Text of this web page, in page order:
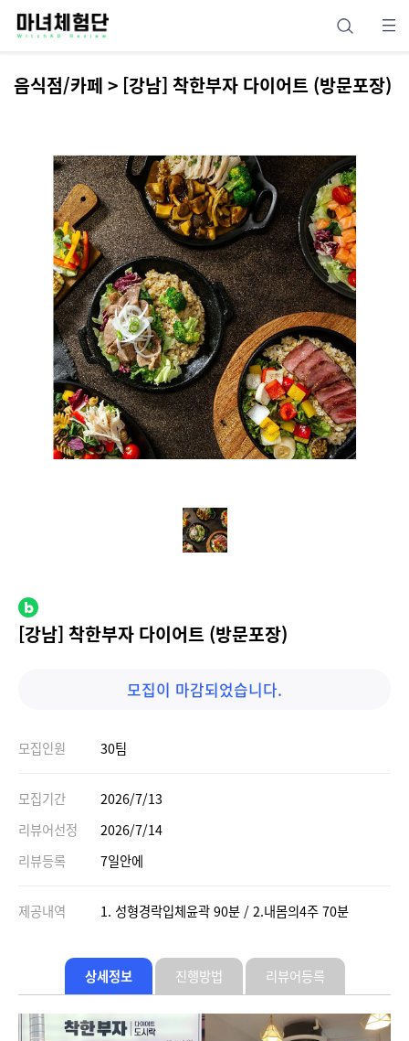
음식점/카페 > [강남] 착한부자 다이어트 (방문포장)
[강남] 착한부자 다이어트 (방문포장)
모집이 마감되었습니다.
모집인원 30팀
모집기간
2026/7/13
리뷰어선정
2026/7/14
리뷰등록
7일안에
제공내역 1. 성형경락입체윤곽 90분 / 2.내몸의4주 70분
상세정보 진행방법 리뷰어등록